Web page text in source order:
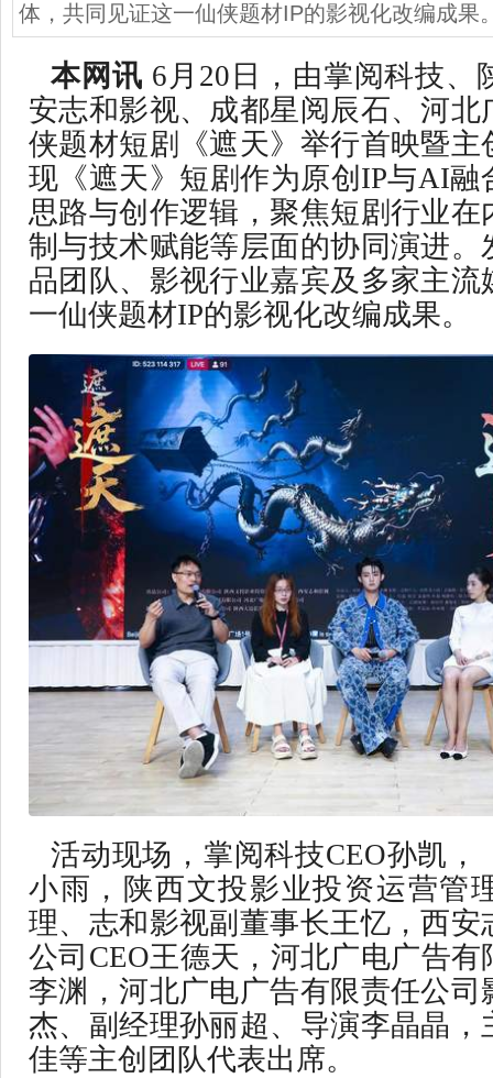
体，共同见证这一仙侠题材IP的影视化改编成果
本网讯 6月20日，由掌阅科技、
安志和影视、成都星阅辰石、河北
侠题材短剧《遮天》举行首映暨主
现《遮天》短剧作为原创IP与AI融
思路与创作逻辑，聚焦短剧行业在
制与技术赋能等层面的协同演进。
品团队、影视行业嘉宾及多家主流
一仙侠题材IP的影视化改编成果。
活动现场，掌阅科技CEO孙凯，
小雨，陕西文投影业投资运营管
理、志和影视副董事长王忆，西安
公司CEO王德天，河北广电广告
李渊，河北广电广告有限责任公司
杰、副经理孙丽超、导演李晶晶，
佳等主创团队代表出席。